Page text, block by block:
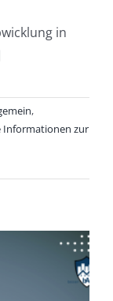
in
,
Informationen zur